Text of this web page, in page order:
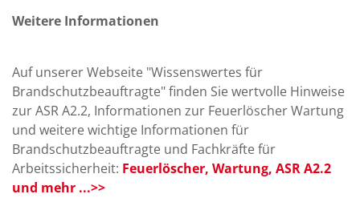
Weitere Informationen
Auf unserer Webseite "Wissenswertes für
Brandschutzbeauftragte" finden Sie wertvolle Hinweise
zur ASR A2.2, Informationen zur Feuerlöscher Wartung
und weitere wichtige Informationen für
Brandschutzbeauftragte und Fachkräfte für
Arbeitssicherheit: Feuerlöscher, Wartung, ASR A2.2
und mehr ...>>